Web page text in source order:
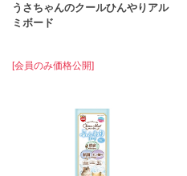
うさちゃんのクールひんやりアル
ミボード
[会員のみ価格公開]